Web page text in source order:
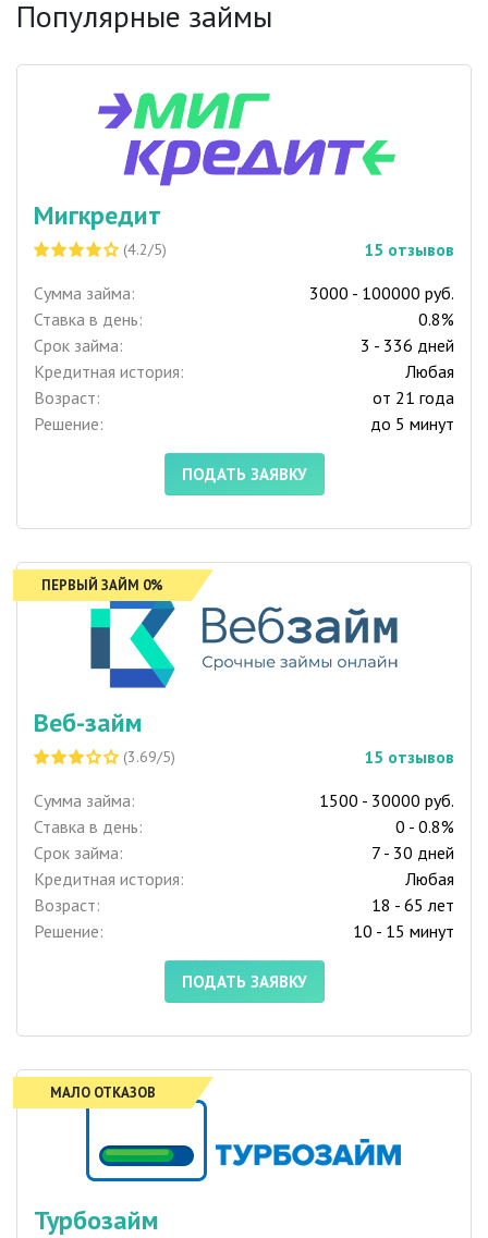
Популярные займы
Мигкредит
(4.2/5) 15 отзывов
Сумма займа:
3000 - 100000 руб.
Ставка в день:
0.8%
Срок займа:
3 - 336 дней
Кредитная история:
Любая
Возраст:
от 21 года
Решение:
до 5 минут
ПОДАТЬ ЗАЯВКУ
ПЕРВЫЙ ЗАЙМ 0%
Веб-займ
(3.69/5) 15 отзывов
Сумма займа:
1500 - 30000 руб.
Ставка в день:
0 - 0.8%
Срок займа:
7 - 30 дней
Кредитная история:
Любая
Возраст:
18 - 65 лет
Решение:
10 - 15 минут
ПОДАТЬ ЗАЯВКУ
МАЛО ОТКАЗОВ
Турбозайм